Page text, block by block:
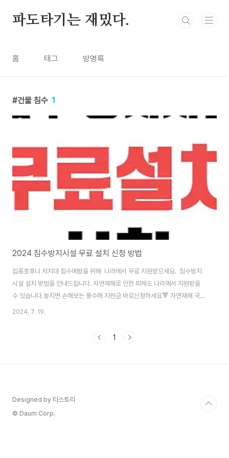
파도타기는 재밌다.
홈 태그 방명록
건물 침수 1
2024 침수방지시설 무료 설치 신청 방법
집중호후나 저지대 침수예방을 위해 나라에서 무료 지원받으세요. 침수방지
시설 설치 방법을 안내드립니다. 자연재해로 인한 피해도 나라에서 지원받을
수 있습니다.놓치면 손해보는 풍수해 지원금 바로신청하세요🔻 자연재해 국가
지원금 받기👆 2024 침수방지시설 무료 설치 신청 침수방지시설 무료설치
프, 옥내 역지변 등을 무료로 설치받을 수있습니다. ✅ 신청기간연중 신청 접수
2024. 7. 19.
1
Designed by 티스토리
© Daum Corp.